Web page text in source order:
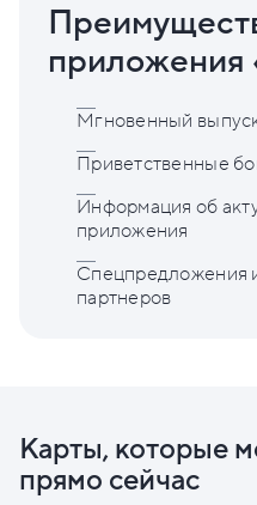
приложения
Мгновенный
Приветственные
Информация об
приложения
Спецпредложения
партнеров
Карты, которые
прямо сейчас